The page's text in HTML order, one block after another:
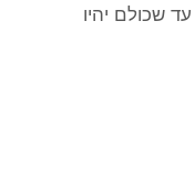
שכולם יהיו